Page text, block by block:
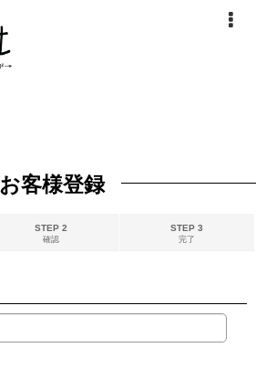
お客様登録
STEP 2
確認
STEP 3
完了